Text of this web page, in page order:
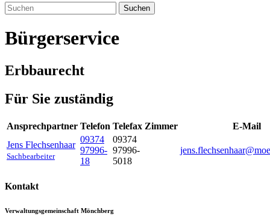
Suchen
Bürgerservice
Erbbaurecht
Für Sie zuständig
Ansprechpartner Telefon Telefax Zimmer
E-Mail
Jens Flechsenhaar
Sachbearbeiter
09374
97996-
18
09374
97996-
5018
Kontakt
Verwaltungsgemeinschaft Mönchberg